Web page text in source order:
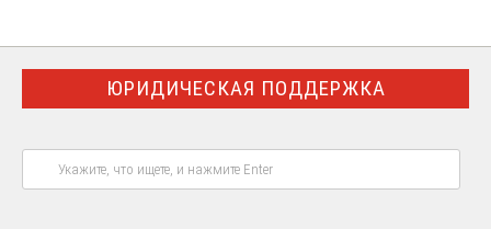
ЮРИДИЧЕСКАЯ ПОДДЕРЖКА